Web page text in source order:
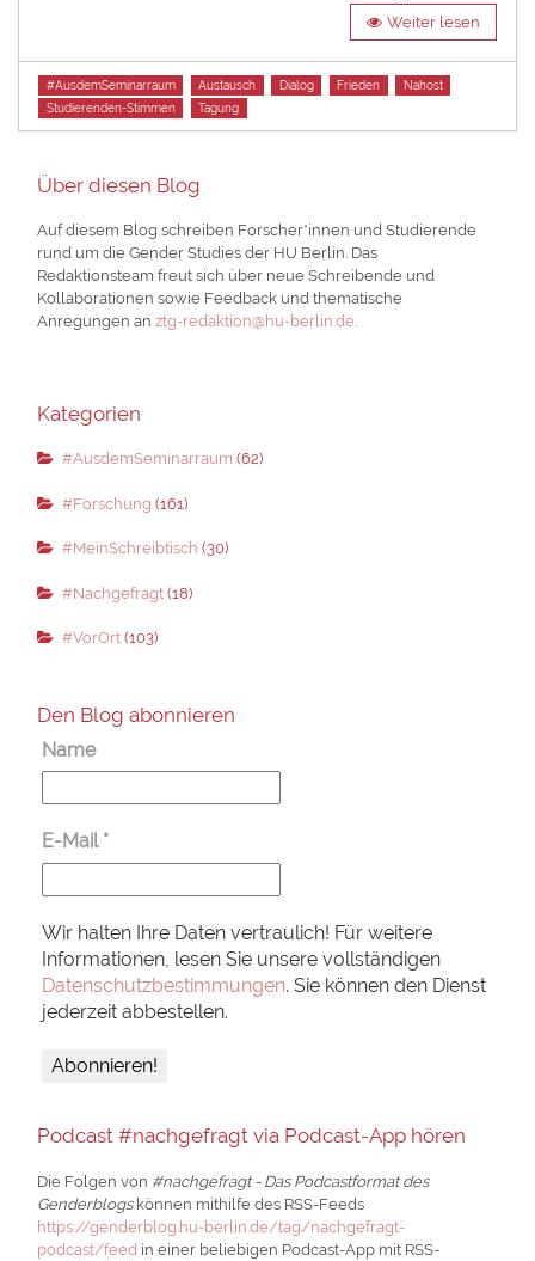
Weiter lesen
Tags
#AusdemSeminarraum Austausch Dialog Frieden
Nahost
Studierenden-Stimmen
Tagung
Über diesen Blog
Auf diesem Blog schreiben Forscher*innen und Studierende
rund um die Gender Studies der HU Berlin. Das
Redaktionsteam freut sich über neue Schreibende und
Kollaborationen sowie Feedback und thematische
Anregungen anztg-redaktion@hu-berlin.de.
Kategorien
#AusdemSeminarraum (62)
#Forschung (161)
#MeinSchreibtisch (30)
#Nachgefragt(18)
#VorOrt(103)
Den Blog abonnieren
Name
E-Mail *
Wir halten Ihre Daten vertraulich! Für weitere
Informationen, lesen Sie unsere vollständigen
Datenschutzbestimmungen. Sie können den Dienst
jederzeit abbestellen.
Podcast #nachgefragt via Podcast-App hören
Die Folgen von #nachgefragt - Das Podcastformat des
Genderblogskönnen mithilfe des RSS-Feeds
https://genderblog.hu-berlin.de/tag/nachgefragt-
podcast/feed in einer beliebigen Podcast-App mit RSS-